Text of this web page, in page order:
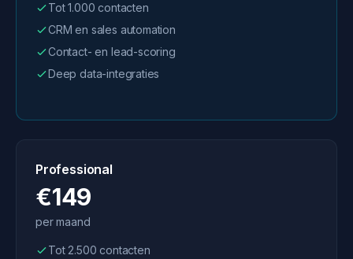
Tot 1.000 contacten
CRM en sales automation
Contact- en lead-scoring
Deep data-integraties
Professional
€149
per maand
Tot 2.500 contacten